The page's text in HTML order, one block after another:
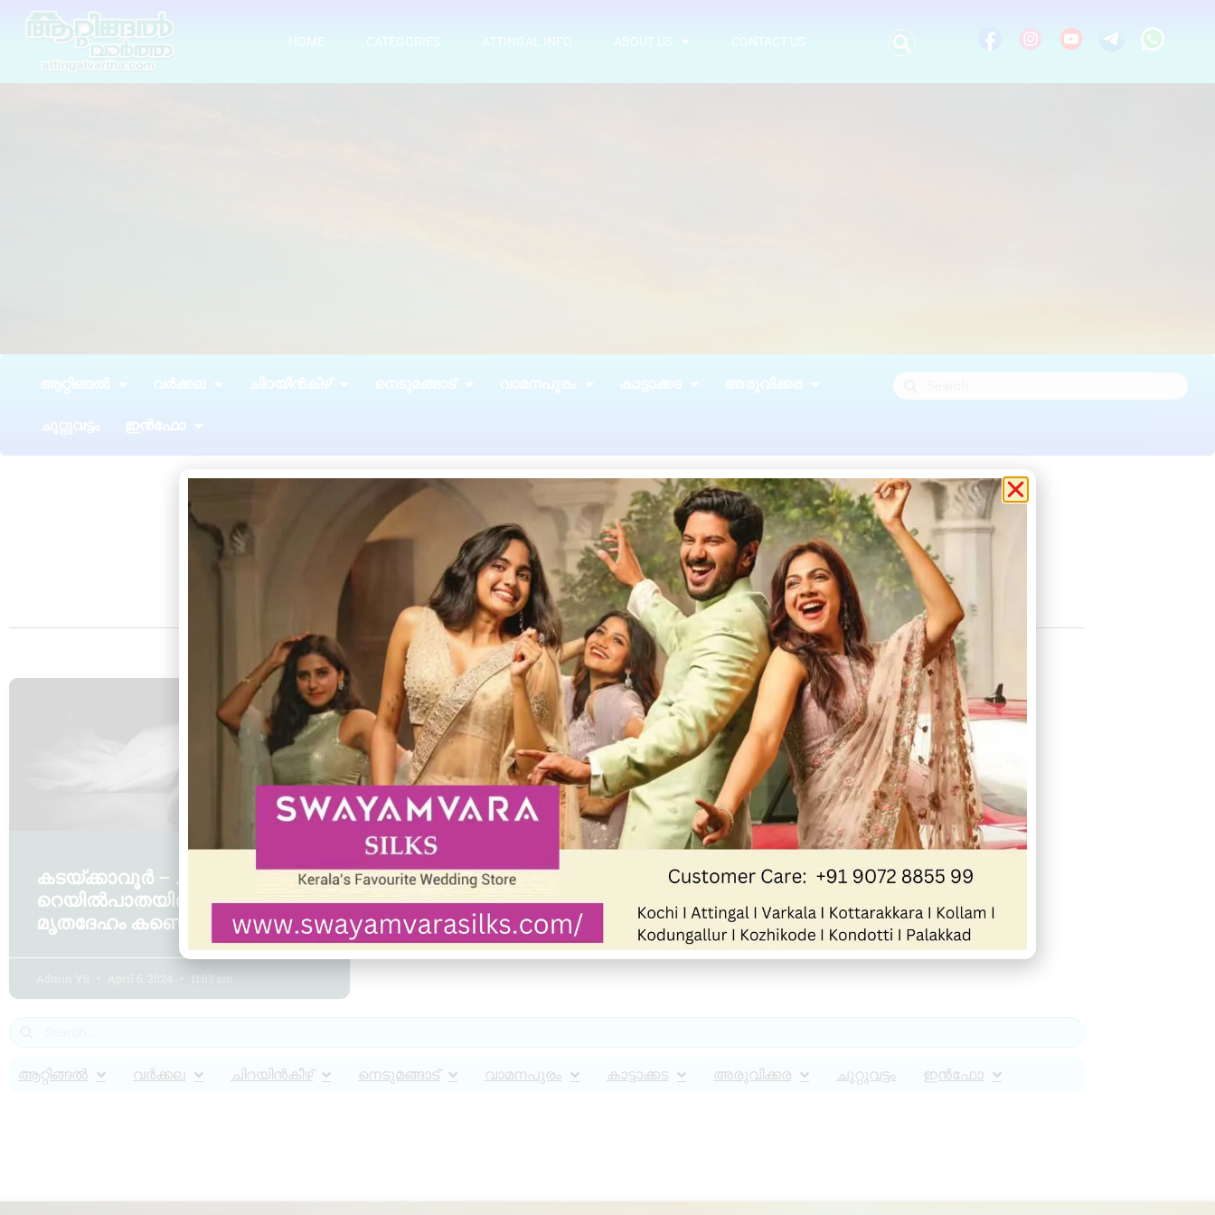
HOME CATEGORIES ATTINGAL INFO ABOUT US CONTACT US
ആറ്റിങ്ങൽ വർക്കല ചിറയിൻകീഴ് നെടുമങ്ങാട് വാമനപുരം കാട്ടാക്കട അരുവിക്കര
ചുറ്റുവട്ടം ഇൻഫോ
Tag: തോന്നിക്കുന്ന
കടയ്ക്കാവൂർ
കടയ്ക്കാവൂർ – ചിറയിൻകീഴ്
റെയിൽപാതയിൽ യുവാവിന്റെ
മൃതദേഹം കണ്ടെത്തി.
Admin YS April 6, 2024 11:03 am
ആറ്റിങ്ങൽ വർക്കല ചിറയിൻകീഴ് നെടുമങ്ങാട് വാമനപുരം കാട്ടാക്കട അരുവിക്കര ചുറ്റുവട്ടം ഇൻഫോ